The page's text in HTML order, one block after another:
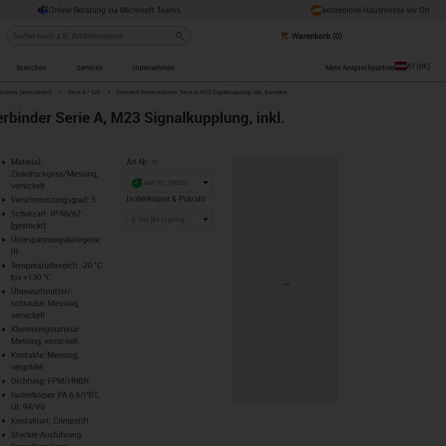
Online Beratung via Microsoft Teams kostenlose Hausmesse vor Ort
Warenkorb (0)
Branchen Services Unternehmen Mein Ansprechpartner AT (DE)
right(Intercontec) igus-icon-arrow-right
Serie A / 623 igus-icon-arrow-right
Standard Steckverbinder Serie A, M23 Signalkupplung, inkl. Kontakte
Serie A, M23 Signalkupplung, inkl.
icon-lupe
icon-lupe
icon-lupe
icon-lupe
icon-lupe
icon-lupe
icon-arrow-right
Material:
Zinkdruckguss/Messing,
vernickelt
Verschmutzungsgrad: 3
Schutzart: IP 66/67
[gesteckt]
Überspannungskategorie:
III
Temperaturbereich: -20 °C
bis +130 °C
Überwurfmutter/-
schraube: Messing,
vernickelt
Klemmringmaterial:
Messing, vernickelt
Kontakte: Messing,
vergoldet
Dichtung: FPM/HNBR
Isolierkörper: PA 6.6/PBT,
UL 94/V0
Kontaktart: Crimpstift
Stecker-Ausführung:
Art-Nr.
igus-icon-lieferzeit-dot
MAT0179610
Isolierkörper & Polzahl
E-Teil [8+1]-polig 3 Codiernuten